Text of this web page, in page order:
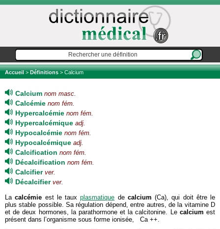
Accueil>Définitions> Calcium
Calcium nom masc.
Calcémie nom fém.
Hypercalcémie nom fém.
Hypercalcémique adj.
Hypocalcémie nom fém.
Hypocalcémique adj.
Calcification nom fém.
Décalcification nom fém.
Calcifier ver.
Décalcifier ver.
Lacalcémie est le tauxplasmatique de calcium (Ca), qui doit être le
plus stable possible. Sa régulation dépend, entre autres, de la vitamine D
et de deux hormones, la parathormone et la calcitonine. Le calcium est
présent dans l’organisme sous forme ionisée, Ca ++.